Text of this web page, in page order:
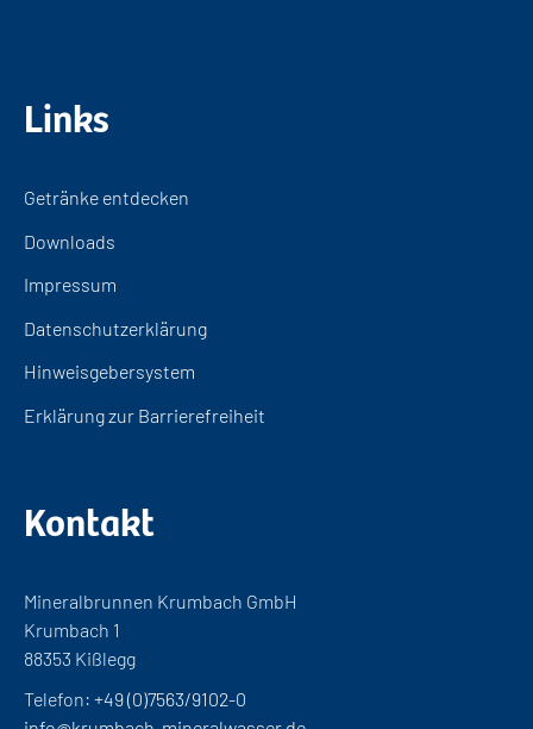
Links
Getränke entdecken
Downloads
Impressum
Datenschutzerklärung
Hinweisgebersystem
Erklärung zur Barrierefreiheit
Kontakt
Mineralbrunnen Krumbach GmbH
Krumbach 1
88353 Kißlegg
Telefon: +49 (0)7563/9102-0